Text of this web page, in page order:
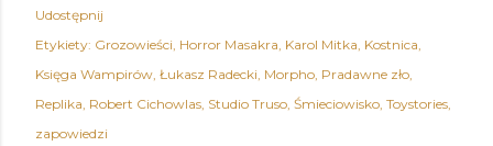
Udostępnij
Etykiety: Grozowieści Horror Masakra Karol Mitka Kostnica
Księga Wampirów Łukasz Radecki Morpho Pradawne zło
Replika Robert Cichowlas Studio Truso Śmieciowisko Toystories
zapowiedzi